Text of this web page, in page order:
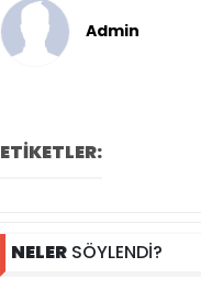
Admin
ETİKETLER:
NELER SÖYLENDİ?